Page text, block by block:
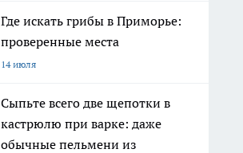
Где искать грибы в Приморье:
проверенные места
14 июля
Сыпьте всего две щепотки в
кастрюлю при варке: даже
обычные пельмени из